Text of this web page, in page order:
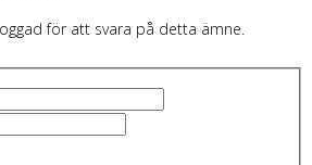
för att svara på detta ämne.